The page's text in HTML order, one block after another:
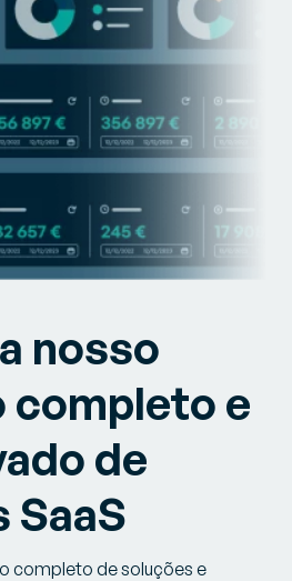
nosso
e
de
SaaS
completo de soluções e